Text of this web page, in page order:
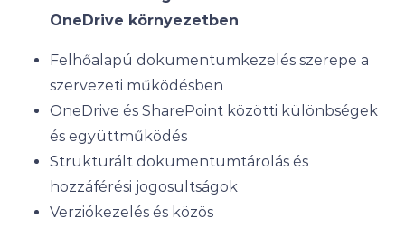
OneDrive környezetben
Felhőalapú dokumentumkezelés szerepe a
szervezeti működésben
OneDrive és SharePoint közötti különbségek
és együttműködés
Strukturált dokumentumtárolás és
hozzáférési jogosultságok
Verziókezelés és közös